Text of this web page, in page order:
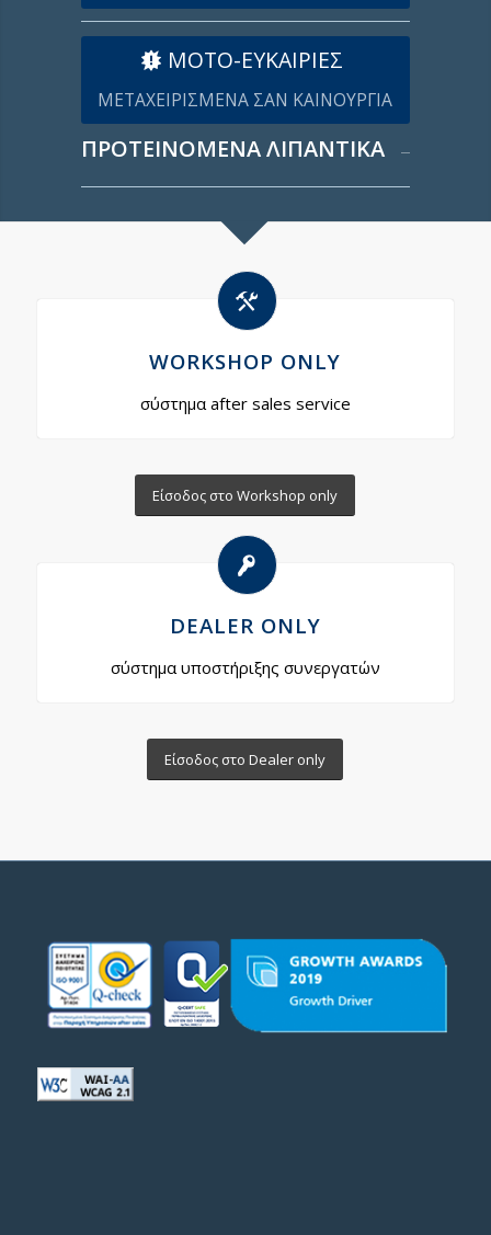
ΜΟΤΟ-ΕΥΚΑΙΡΙΕΣ
ΜΕΤΑΧΕΙΡΙΣΜΕΝΑ ΣΑΝ ΚΑΙΝΟΥΡΓΙΑ
ΠΡΟΤΕΙΝΟΜΕΝΑ ΛΙΠΑΝΤΙΚΑ
WORKSHOP ONLY
σύστημα after sales service
Είσοδος στο Workshop only
DEALER ONLY
σύστημα υποστήριξης συνεργατών
Είσοδος στο Dealer only